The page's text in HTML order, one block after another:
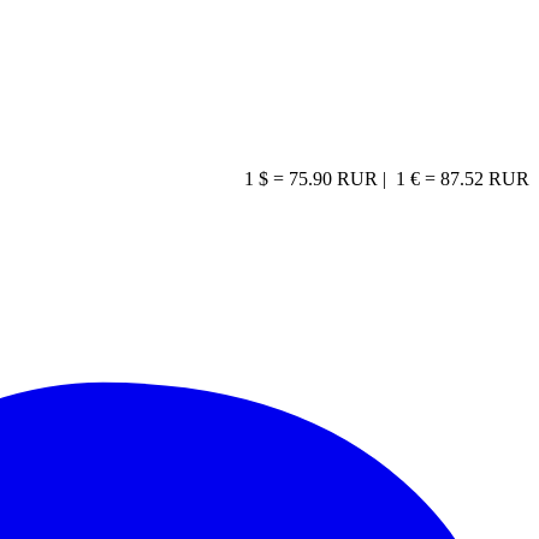
1 € = 87.52 RUR
1 $ = 75.90 RUR |